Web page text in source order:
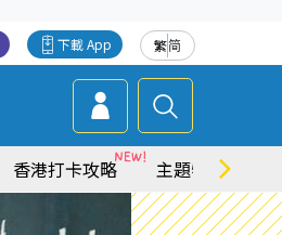
繁简
下載 App
香港打卡攻略 主題特集